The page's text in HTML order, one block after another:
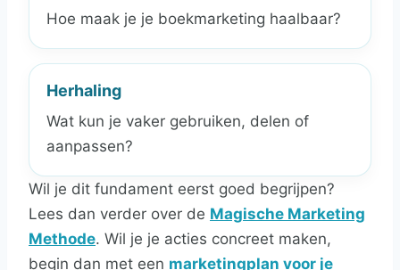
Hoe maak je je boekmarketing haalbaar?
Herhaling
Wat kun je vaker gebruiken, delen of
aanpassen?
Wil je dit fundament eerst goed begrijpen?
Lees dan verder over de Magische Marketing
Methode. Wil je je acties concreet maken,
begin dan met een marketingplan voor je